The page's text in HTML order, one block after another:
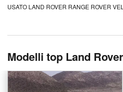
USATO LAND ROVER RANGE ROVER
Modelli top Land Rover